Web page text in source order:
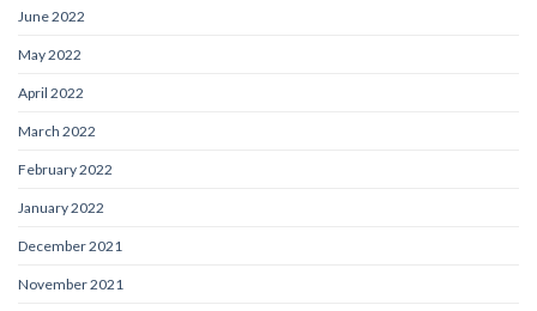
June 2022
May 2022
April 2022
March 2022
February 2022
January 2022
December 2021
November 2021